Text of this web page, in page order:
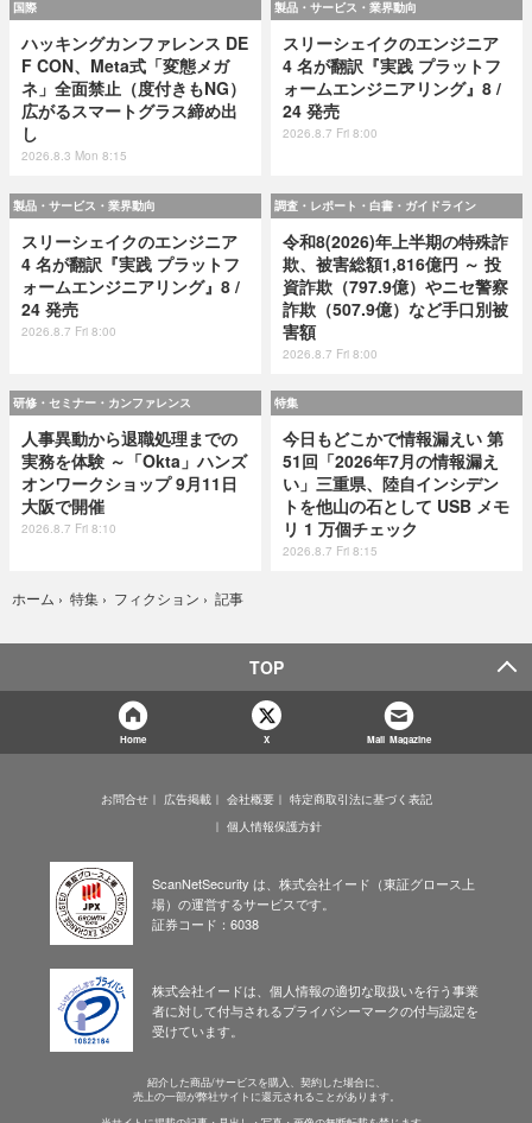
国際
ハッキングカンファレンス DE
F CON、Meta式「変態メガ
ネ」全面禁止（度付きもNG）
広がるスマートグラス締め出
し
2026.8.3 Mon 8:15
製品・サービス・業界動向
スリーシェイクのエンジニア
4 名が翻訳『実践 プラットフ
ォームエンジニアリング』8 /
24 発売
2026.8.7 Fri 8:00
製品・サービス・業界動向
スリーシェイクのエンジニア
4 名が翻訳『実践 プラットフ
ォームエンジニアリング』8 /
24 発売
2026.8.7 Fri 8:00
調査・レポート・白書・ガイドライン
令和8(2026)年上半期の特殊詐
欺、被害総額1,816億円 ～ 投
資詐欺（797.9億）やニセ警察
詐欺（507.9億）など手口別被
害額
2026.8.7 Fri 8:00
研修・セミナー・カンファレンス
人事異動から退職処理までの
実務を体験 ～「Okta」ハンズ
オンワークショップ 9月11日
大阪で開催
2026.8.7 Fri 8:10
特集
今日もどこかで情報漏えい 第
51回「2026年7月の情報漏え
い」三重県、陸自インシデン
トを他山の石として USB メモ
リ 1 万個チェック
2026.8.7 Fri 8:15
ホーム › 特集 › フィクション › 記事
TOP
Home X Mail Magazine
お問合せ 広告掲載 会社概要
特定商取引法に基づく表記
個人情報保護方針
ScanNetSecurity は、株式会社イード（東証グロース上
場）の運営するサービスです。
証券コード：6038
株式会社イードは、個人情報の適切な取扱いを行う事業
者に対して付与されるプライバシーマークの付与認定を
受けています。
紹介した商品/サービスを購入、契約した場合に、
売上の一部が弊社サイトに還元されることがあります。